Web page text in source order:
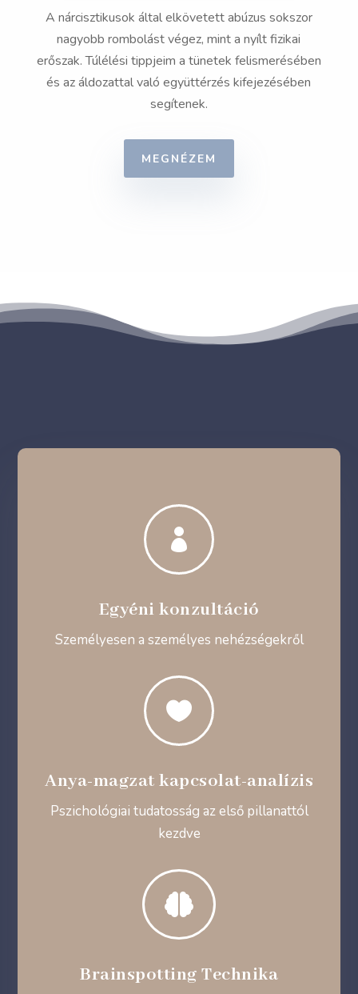
A nárcisztikusok által elkövetett abúzus sokszor
nagyobb rombolást végez, mint a nyílt fizikai
erőszak. Túlélési tippjeim a tünetek felismerésében
és az áldozattal való együttérzés kifejezésében
segítenek.
MEGNÉZEM

Egyéni konzultáció
Személyesen a személyes nehézségekről

Anya-magzat kapcsolat-analízis
Pszichológiai tudatosság az első pillanattól
kezdve

Brainspotting Technika